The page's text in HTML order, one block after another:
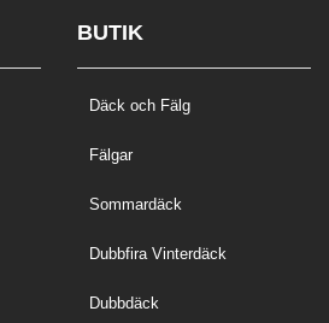
BUTIK
Däck och Fälg
Fälgar
Sommardäck
Dubbfira Vinterdäck
Dubbdäck